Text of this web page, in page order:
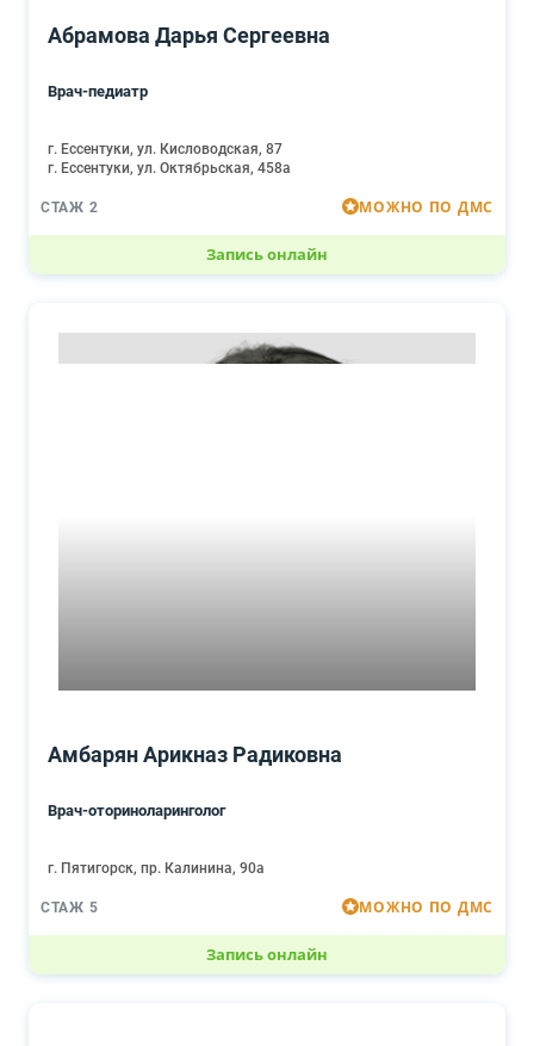
Абрамова Дарья Сергеевна
Врач-педиатр
г. Ессентуки, ул. Кисловодская, 87
г. Ессентуки, ул. Октябрьская, 458а
СТАЖ 2 МОЖНО ПО ДМС
Запись онлайн
Амбарян Арикназ Радиковна
Врач-оториноларинголог
г. Пятигорск, пр. Калинина, 90а
СТАЖ 5 МОЖНО ПО ДМС
Запись онлайн